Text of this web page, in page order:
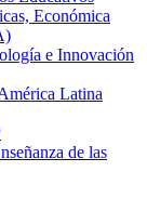
Económica
e Innovación
Latina
de las